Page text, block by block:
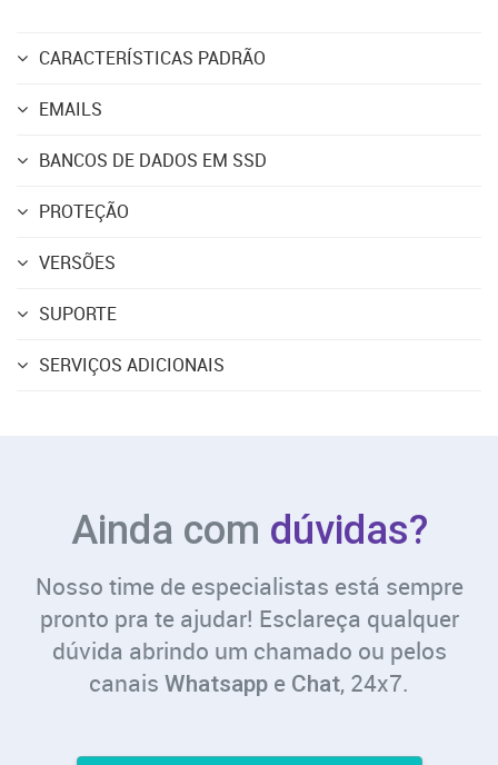
CARACTERÍSTICAS PADRÃO
EMAILS
BANCOS DE DADOS EM SSD
PROTEÇÃO
VERSÕES
SUPORTE
SERVIÇOS ADICIONAIS
Ainda com dúvidas?
Nosso time de especialistas está sempre
pronto pra te ajudar! Esclareça qualquer
dúvida abrindo um chamado ou pelos
canais Whatsapp e Chat, 24x7.